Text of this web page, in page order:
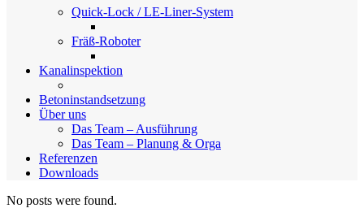
Quick-Lock / LE-Liner-System
Fräß-Roboter
Kanalinspektion
Betoninstandsetzung
Über uns
Das Team – Ausführung
Das Team – Planung & Orga
Referenzen
Downloads
No posts were found.